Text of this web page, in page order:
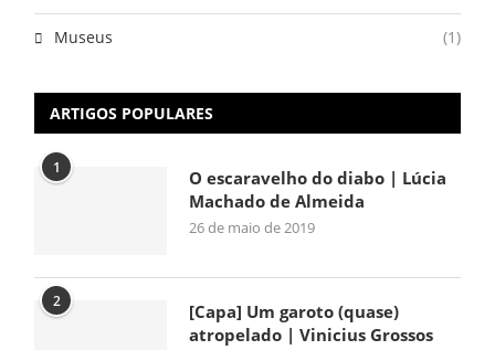
Museus (1)
ARTIGOS POPULARES
1
O escaravelho do diabo | Lúcia
Machado de Almeida
26 de maio de 2019
2
[Capa] Um garoto (quase)
atropelado | Vinicius Grossos